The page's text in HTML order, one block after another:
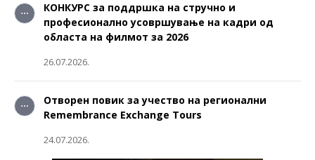
КОНКУРС за поддршка на стручно и
професионално усовршување на кадри од
областа на филмот за 2026
26.07.2026.
Отворен повик за учество на регионални
Remembrance Exchange Tours
24.07.2026.